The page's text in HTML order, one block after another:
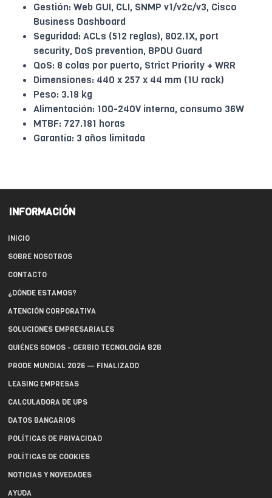
Gestión: Web GUI, CLI, SNMP v1/v2c/v3, Cisco
Business Dashboard
Seguridad: ACLs (512 reglas), 802.1X, port
security, DoS prevention, BPDU Guard
QoS: 8 colas por puerto, Strict Priority + WRR
Dimensiones: 440 x 257 x 44 mm (1U rack)
Peso: 3.18 kg
Alimentación: 100-240V interna, consumo 36W
MTBF: 727.181 horas
Garantía: 3 años limitada
INFORMACIÓN
INICIO
SOBRE NOSOTROS
CONTACTO
¿DÓNDE ESTAMOS?
ATENCIÓN CORPORATIVA
SOLUCIONES EMPRESARIALES
QUIÉNES SOMOS - GERBIO TECNOLOGÍA B2B
PRODE MUNDIAL 2026 — FINALIZADO
LEASING EMPRESAS
CALCULADORA DE UPS
DATOS BANCARIOS
POLÍTICAS DE PRIVACIDAD
POLÍTICAS DE COOKIES
NOTICIAS Y NOVEDADES
AYUDA